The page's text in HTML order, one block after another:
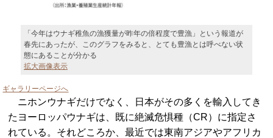
「今年はウナギ稚魚の漁獲量が昨年の倍程度で豊漁」という報道が
春先にあったが、このグラフをみると、とても豊漁とは呼べない状
態にあることが分かる
拡大画像表示
ギャラリーページへ
ニホンウナギだけでなく、日本がその多くを輸入してき
たヨーロッパウナギは、既に絶滅危惧種（CR）に指定さ
れている。それどころか、最近では東南アジアやアフリカ